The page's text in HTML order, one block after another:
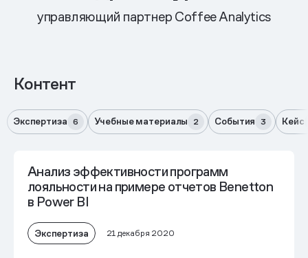
управляющий партнер Coffee Analytics
Контент
Экспертиза 6 Учебные материалы 2 События 3 Кейс
Анализ эффективности программ
лояльности на примере отчетов Benetton
в Power BI
Экспертиза 21 декабря 2020